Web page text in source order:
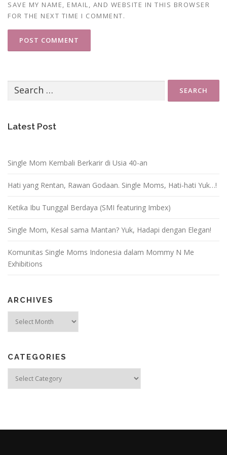
SAVE MY NAME, EMAIL, AND WEBSITE IN THIS BROWSER
FOR THE NEXT TIME I COMMENT.
Search
for:
Latest Post
Single Mom Kembali Berkarir di Usia 40-an
Hati yang Rentan, Rawan Godaan. Single Moms, Hati-hati Yuk…!
Ketika Ibu Tunggal Berdaya (SMI featuring Imbex)
Single Mom, Kesal sama Mantan? Yuk, Hadapi dengan Elegan!
Komunitas Single Moms Indonesia dalam Mommy N Me
Exhibitions
ARCHIVES
CATEGORIES